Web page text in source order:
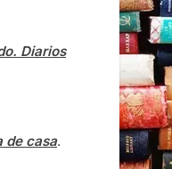
Diarios
de casa.